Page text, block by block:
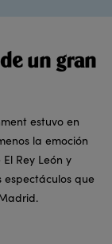
un gran
estuvo en
la emoción
Rey León y
que